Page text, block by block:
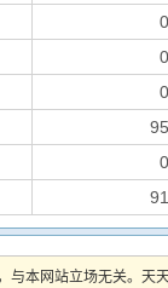
本网站立场无关。